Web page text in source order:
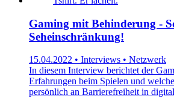
Gaming mit Behinderung -
Seheinschränkung!
15.04.2022 • Interviews • Netzwerk
In diesem Interview berichtet der
Erfahrungen beim Spielen und
persönlich an Barrierefreiheit in